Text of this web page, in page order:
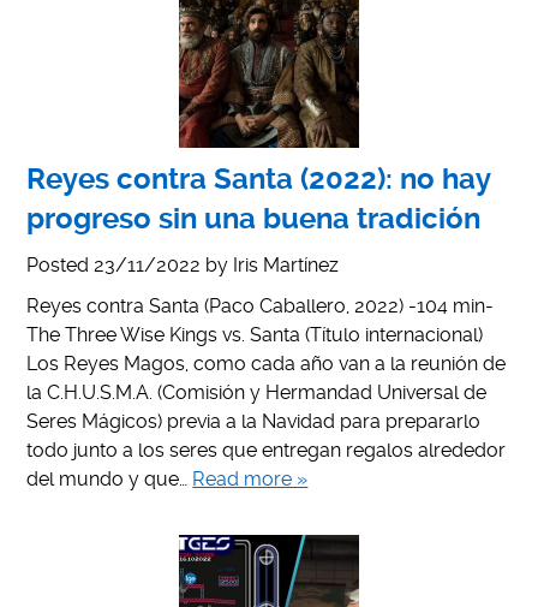
Reyes contra Santa (2022): no hay
progreso sin una buena tradición
Posted 23/11/2022 by Iris Martínez
Reyes contra Santa (Paco Caballero, 2022) -104 min-
The Three Wise Kings vs. Santa (Título internacional)
Los Reyes Magos, como cada año van a la reunión de
la C.H.U.S.M.A. (Comisión y Hermandad Universal de
Seres Mágicos) previa a la Navidad para prepararlo
todo junto a los seres que entregan regalos alrededor
del mundo y que… Read more »